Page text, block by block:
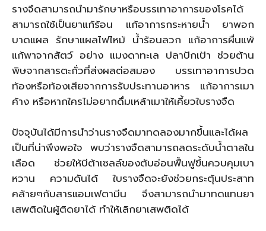
รางจืดสามารถนำมารักษาหรือบรรเทาอาการของโรคได้
สามารถใช้เป็นยาแก้ร้อน แก้อาการกระหายน้ำ ยาพอก
บาดแผล รักษาแผลไฟไหม้ น้ำร้อนลวก แก้อาการผื่นแพ้
แก้พาจากสัตว์ อย่าง แมงดาทะเล ปลาปักเป้า ช่วยต้าน
พิษจากสารตะกั่วที่ส่งผลต่อสมอง บรรเทาอาการปวด
ท้องหรือท้องเสียจากการรับประทานอาหาร แก้อาการเมา
ค้าง หรือหากใครไม่อยากดื่มเหล้าเมาให้เคี้ยวใบรางจืด
ปัจจุบันได้มีการนำว่านรางจืดมาทดลองมากขึ้นและได้ผล
เป็นที่น่าพึงพอใจ พบว่ารางจืดสามารถลดระดับน้ำตาลใน
เลือด ช่วยให้บีต้าเซลล์ของตับอ่อนฟื้นฟูขึ้นควบคุมเบา
หวาน ความดันได้ ใบรางจืดจะยังช่วยกระตุ้นประสาท
คล้ายๆกับสารแอมเฟตามีน จึงสามารถนำมาทดแทนยา
เสพติดในผู้ติดยาได้ ทำให้เลิกยาเสพติดได้